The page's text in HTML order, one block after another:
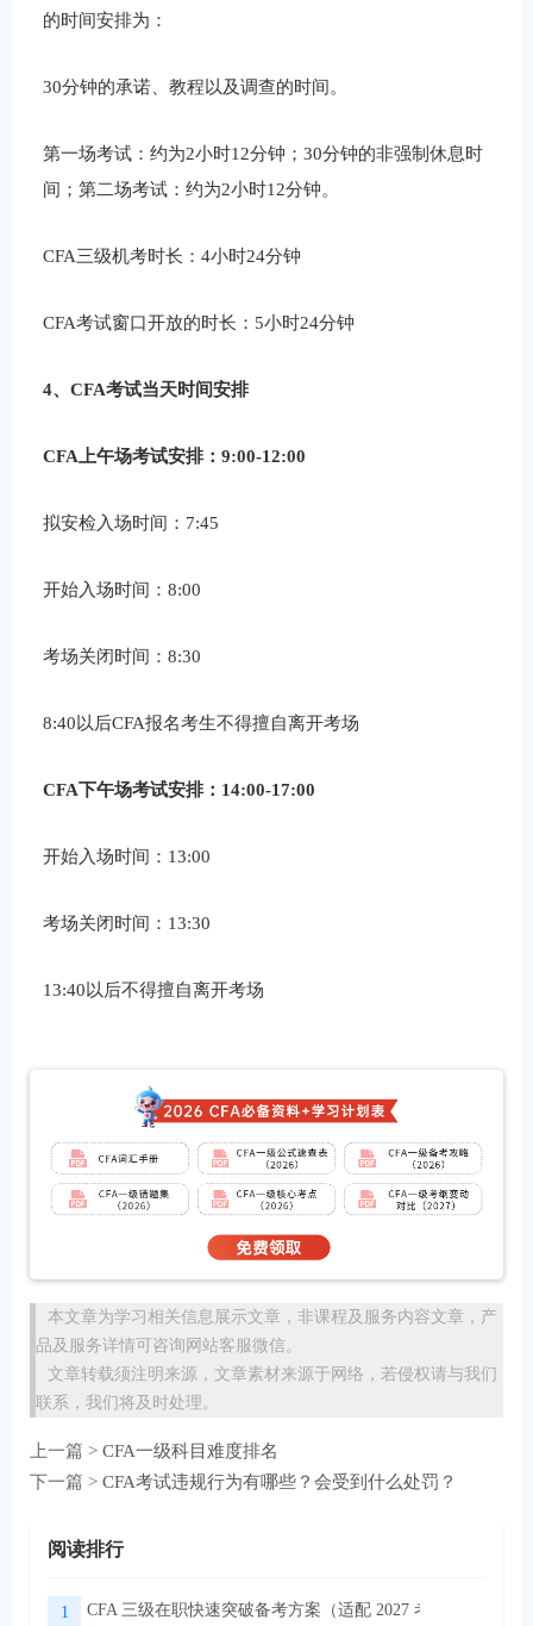
的时间安排为：
30分钟的承诺、教程以及调查的时间。
第一场考试：约为2小时12分钟；30分钟的非强制休息时
间；第二场考试：约为2小时12分钟。
CFA三级机考时长：4小时24分钟
CFA考试窗口开放的时长：5小时24分钟
4、CFA考试当天时间安排
CFA上午场考试安排：9:00-12:00
拟安检入场时间：7:45
开始入场时间：8:00
考场关闭时间：8:30
8:40以后CFA报名考生不得擅自离开考场
CFA下午场考试安排：14:00-17:00
开始入场时间：13:00
考场关闭时间：13:30
13:40以后不得擅自离开考场
本文章为学习相关信息展示文章，非课程及服务内容文章，产
品及服务详情可咨询网站客服微信。
文章转载须注明来源，文章素材来源于网络，若侵权请与我们
联系，我们将及时处理。
上一篇 > CFA一级科目难度排名
下一篇 > CFA考试违规行为有哪些？会受到什么处罚？
阅读排行
1 CFA 三级在职快速突破备考方案（适配 2027 考季）